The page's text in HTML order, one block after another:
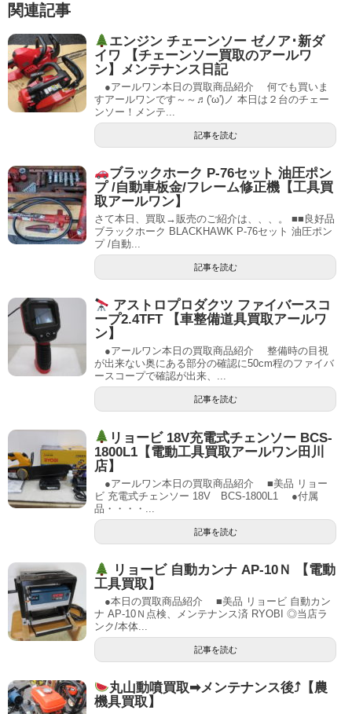
関連記事
エンジン チェーンソー ゼノア･新ダ
イワ 【チェーンソー買取のアールワ
ン】メンテナンス日記
●アールワン本日の買取商品紹介 何でも買いま
すアールワンです～～♬('ω')ノ 本日は２台のチェー
ンソー！メンテ...
記事を読む
ブラックホーク P-76セット 油圧ポン
プ /自動車板金/フレーム修正機【工具買
取アールワン】
さて本日、買取→販売のご紹介は、、、。 ■■良好品
ブラックホーク BLACKHAWK P-76セット 油圧ポン
プ /自動...
記事を読む
アストロプロダクツ ファイバースコ
ープ2.4TFT 【車整備道具買取アールワ
ン】
●アールワン本日の買取商品紹介 整備時の目視
が出来ない奥にある部分の確認に50cm程のファイバ
ースコープで確認が出来、...
記事を読む
リョービ 18V充電式チェンソー BCS-
1800L1【電動工具買取アールワン田川
店】
●アールワン本日の買取商品紹介 ■美品 リョー
ビ 充電式チェンソー 18V BCS-1800L1 ●付属
品・・・・...
記事を読む
リョービ 自動カンナ AP-10Ｎ 【電動
工具買取】
●本日の買取商品紹介 ■美品 リョービ 自動カン
ナ AP-10Ｎ点検、メンテナンス済 RYOBI ◎当店ラ
ンク/本体...
記事を読む
丸山動噴買取➡メンテナンス後⤴【農
機具買取】